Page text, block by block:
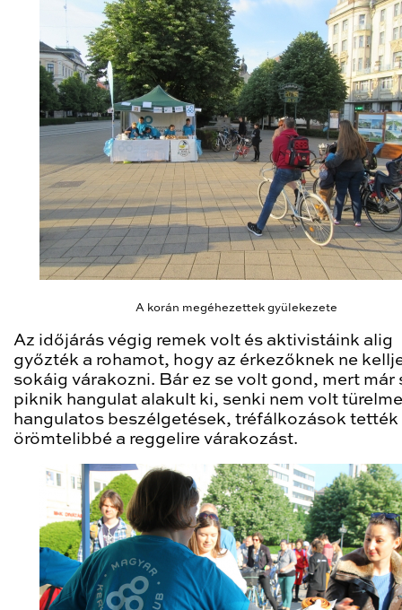
A korán megéhezettek gyülekezete
Az időjárás végig remek volt és aktivistáink alig
győzték a rohamot, hogy az érkezőknek ne
sokáig várakozni. Bár ez se volt gond, mert már
piknik hangulat alakult ki, senki nem volt
hangulatos beszélgetések, tréfálkozások tették
örömtelibbé a reggelire várakozást.